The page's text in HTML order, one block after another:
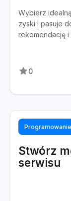
Wybierz
zyski i pasuje
rekomendację
0
Programowanie
Stwórz
serwisu